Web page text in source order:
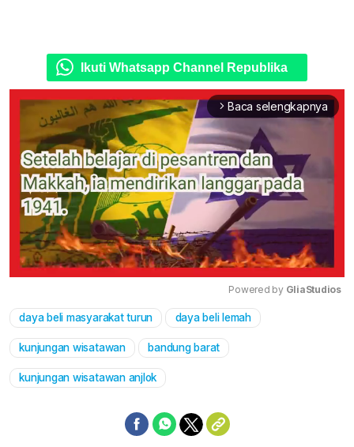
Ikuti Whatsapp Channel Republika
arrow_forward_ios Baca selengkapnya
Powered by GliaStudios
daya beli masyarakat turun daya beli lemah
kunjungan wisatawan bandung barat
kunjungan wisatawan anjlok